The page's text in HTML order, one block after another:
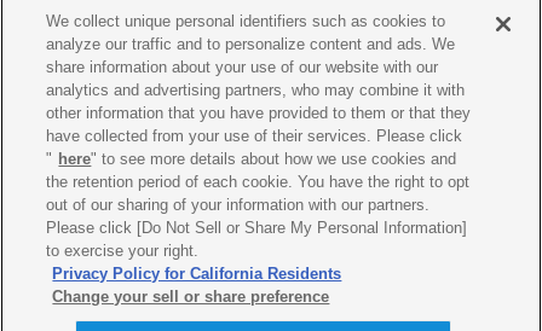
PAS/YPJ用品
その他用品
イベント&エンターテイメント
オンラインショップ
企業情報
ご利用規約 推薦環境 プライバシーポリシー Cookie ポリシー
We collect unique personal identifiers such as cookies to
analyze our traffic and to personalize content and ads. We
share information about your use of our website with our
analytics and advertising partners, who may combine it with
other information that you have provided to them or that they
have collected from your use of their services. Please click
" here" to see more details about how we use cookies and
the retention period of each cookie. You have the right to opt
out of our sharing of your information with our partners.
Please click [Do Not Sell or Share My Personal Information]
to exercise your right.
Privacy Policy for California Residents
Change your sell or share preference